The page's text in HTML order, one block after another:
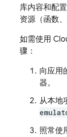
库内容和配
资源（函数
如需使用
骤：
向应用
器。
从本地
照常使